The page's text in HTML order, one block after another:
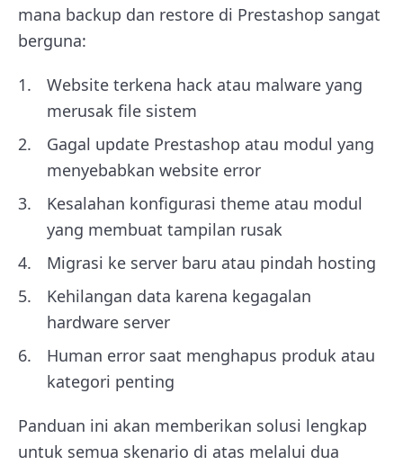
mana backup dan restore di Prestashop sangat
berguna:
Website terkena hack atau malware yang
merusak file sistem
Gagal update Prestashop atau modul yang
menyebabkan website error
Kesalahan konfigurasi theme atau modul
yang membuat tampilan rusak
Migrasi ke server baru atau pindah hosting
Kehilangan data karena kegagalan
hardware server
Human error saat menghapus produk atau
kategori penting
Panduan ini akan memberikan solusi lengkap
untuk semua skenario di atas melalui dua